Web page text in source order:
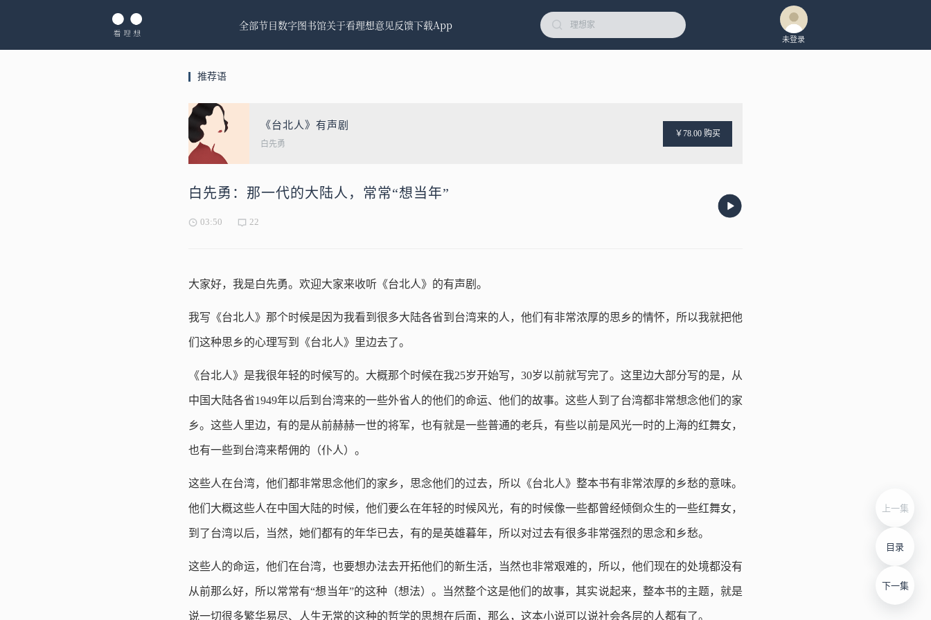
全部节目数字图书馆关于看理想意见反馈下载App
未登录
推荐语
《台北人》有声剧
白先勇
￥78.00 购买
白先勇：那一代的大陆人，常常“想当年”
03:50 22
上一集
目录
下一集
大家好，我是白先勇。欢迎大家来收听《台北人》的有声剧。
我写《台北人》那个时候是因为我看到很多大陆各省到台湾来的人，他们有非常浓厚的思乡的情怀，所以我就把他
们这种思乡的心理写到《台北人》里边去了。
《台北人》是我很年轻的时候写的。大概那个时候在我25岁开始写，30岁以前就写完了。这里边大部分写的是，从
中国大陆各省1949年以后到台湾来的一些外省人的他们的命运、他们的故事。这些人到了台湾都非常想念他们的家
乡。这些人里边，有的是从前赫赫一世的将军，也有就是一些普通的老兵，有些以前是风光一时的上海的红舞女，
也有一些到台湾来帮佣的（仆人）。
这些人在台湾，他们都非常思念他们的家乡，思念他们的过去，所以《台北人》整本书有非常浓厚的乡愁的意味。
他们大概这些人在中国大陆的时候，他们要么在年轻的时候风光，有的时候像一些都曾经倾倒众生的一些红舞女，
到了台湾以后，当然，她们都有的年华已去，有的是英雄暮年，所以对过去有很多非常强烈的思念和乡愁。
这些人的命运，他们在台湾，也要想办法去开拓他们的新生活，当然也非常艰难的，所以，他们现在的处境都没有
从前那么好，所以常常有“想当年”的这种（想法）。当然整个这是他们的故事，其实说起来，整本书的主题，就是
说一切很多繁华易尽、人生无常的这种的哲学的思想在后面，那么，这本小说可以说社会各层的人都有了。